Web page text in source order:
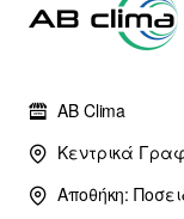
AB Clima
Κεντρικά
Αποθήκη: